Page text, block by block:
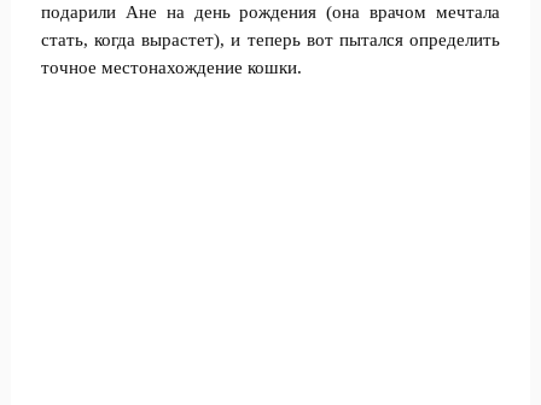
подарили Ане на день рождения (она врачом мечтала
стать, когда вырастет), и теперь вот пытался определить
точное местонахождение кошки.